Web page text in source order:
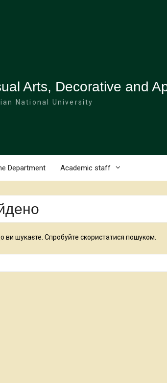
Arts, Decorative and
National University
Department Academic staff
шукаєте. Спробуйте скористатися пошуком.